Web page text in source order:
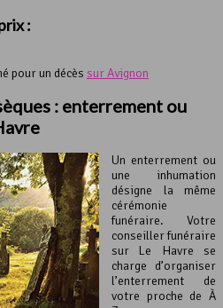
:
pour un décès sur Avignon
: enterrement ou
Un enterrement ou
une inhumation
désigne la même
cérémonie
funéraire. Votre
conseiller funéraire
sur Le Havre se
charge d’organiser
l’enterrement de
votre proche de À